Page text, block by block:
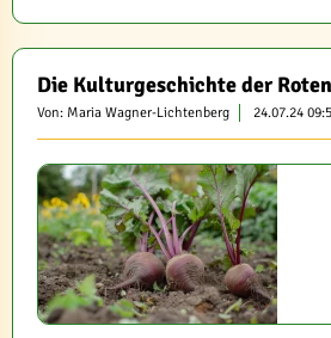
Die Kulturgeschichte der
Von: Maria Wagner-Lichtenberg 24.07.24